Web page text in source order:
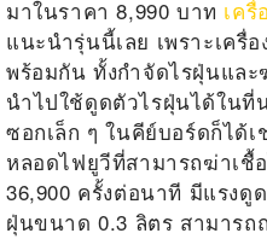
มาในราคา 8,990 บาท เค
แนะนำรุ่นนี้เลย เพราะเครื่
พร้อมกัน ทั้งกำจัดไรฝุ่นแล
นำไปใช้ดูดตัวไรฝุ่นได้ใน
ซอกเล็ก ๆ ในคีย์บอร์ดก็ได้
หลอดไฟยูวีที่สามารถฆ่าเชื้
36,900 ครั้งต่อนาที มีแรงดู
ฝุ่นขนาด 0.3 ลิตร สามารถ